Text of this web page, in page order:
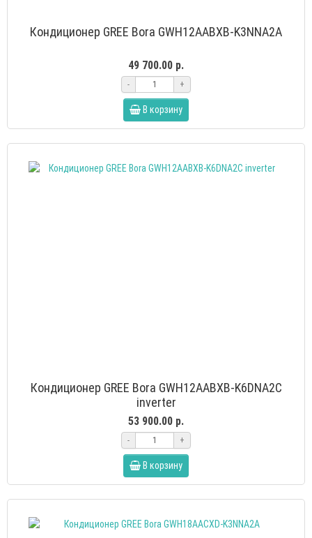
Кондиционер GREE Bora GWH12AABXB-K3NNA2A
49 700.00 р.
- +
В корзину
Кондиционер GREE Bora GWH12AABXB-K6DNA2C
inverter
53 900.00 р.
- +
В корзину